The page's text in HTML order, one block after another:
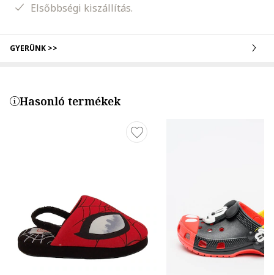
Elsőbbségi kiszállítás.
GYERÜNK >>
Hasonló termékek